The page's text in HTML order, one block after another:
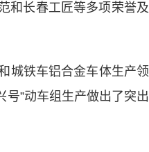
和长春工匠等多项荣誉及
铁车铝合金车体生产领
号”动车组生产做出了突出